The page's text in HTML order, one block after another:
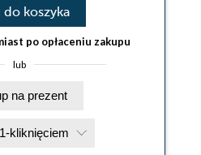
do koszyka
po opłaceniu zakupu
lub
Kup na prezent
kliknięciem